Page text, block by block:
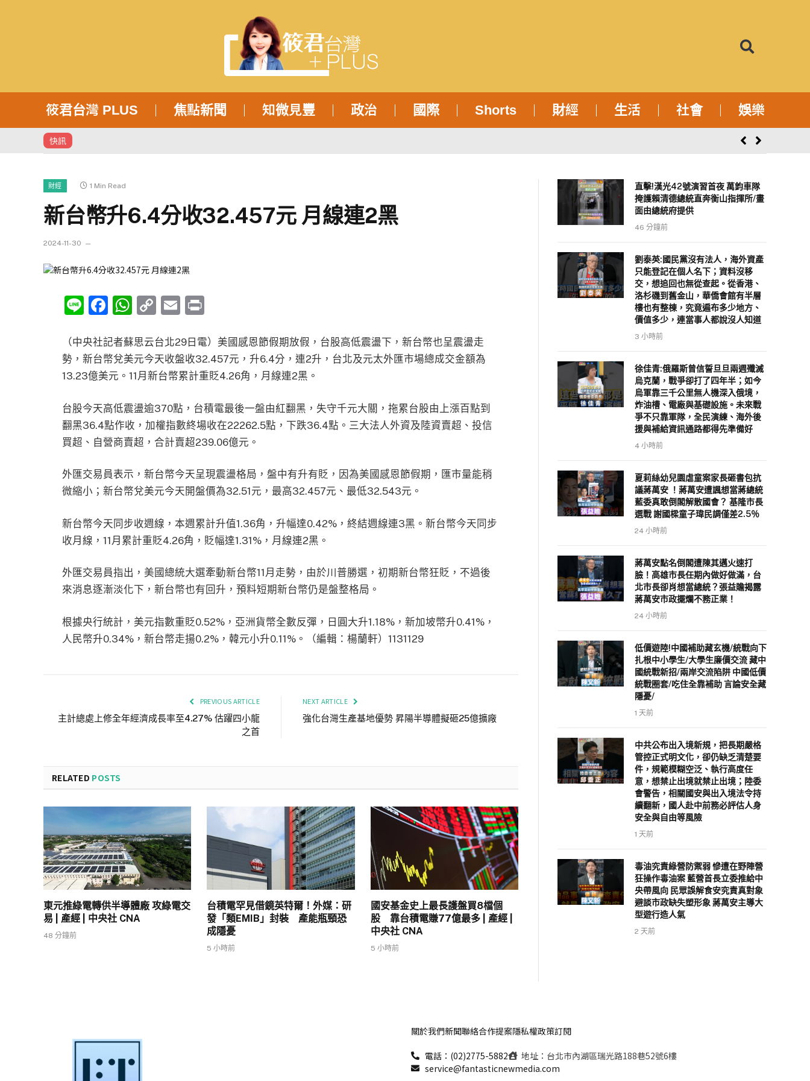
筱君台灣 PLUS 焦點新聞 知微見豐 政治 國際 Shorts 財經 生活 社會 娛樂
快訊
財經 1 Min Read
新台幣升6.4分收32.457元 月線連2黑
2024-11-30
LineFacebook
WhatsApp
CopyEmail
（中央社記者蘇思云台北29日電）美國感恩節假期放假，台股高低震盪下，新台幣也呈震盪走
勢，新台幣兌美元今天收盤收32.457元，升6.4分，連2升，台北及元太外匯市場總成交金額為
13.23億美元。11月新台幣累計重貶4.26角，月線連2黑。
台股今天高低震盪逾370點，台積電最後一盤由紅翻黑，失守千元大關，拖累台股由上漲百點到
翻黑36.4點作收，加權指數終場收在22262.5點，下跌36.4點。三大法人外資及陸資賣超、投信
買超、自營商賣超，合計賣超239.06億元。
外匯交易員表示，新台幣今天呈現震盪格局，盤中有升有貶，因為美國感恩節假期，匯市量能稍
微縮小；新台幣兌美元今天開盤價為32.51元，最高32.457元、最低32.543元。
新台幣今天同步收週線，本週累計升值1.36角，升幅達0.42%，終結週線連3黑。新台幣今天同步
收月線，11月累計重貶4.26角，貶幅達1.31%，月線連2黑。
外匯交易員指出，美國總統大選牽動新台幣11月走勢，由於川普勝選，初期新台幣狂貶，不過後
來消息逐漸淡化下，新台幣也有回升，預料短期新台幣仍是盤整格局。
根據央行統計，美元指數重貶0.52%，亞洲貨幣全數反彈，日圓大升1.18%，新加坡幣升0.41%，
人民幣升0.34%，新台幣走揚0.2%，韓元小升0.11%。（編輯：楊蘭軒）1131129
PREVIOUS ARTICLE
主計總處上修全年經濟成長率至4.27% 估躍四小龍
之首
NEXT ARTICLE
強化台灣生產基地優勢 昇陽半導體擬砸25億擴廠
RELATED POSTS
東元推綠電轉供半導體廠 攻綠電交
易 | 產經 | 中央社 CNA
48 分鐘前
台積電罕見借鏡英特爾！外媒：研
發「類EMIB」封裝 產能瓶頸恐
成隱憂
5 小時前
國安基金史上最長護盤買8檔個
股 靠台積電賺77億最多 | 產經 |
中央社 CNA
5 小時前
直擊!漢光42號演習首夜 萬鈞車隊
掩護賴清德總統直奔衡山指揮所/畫
面由總統府提供
46 分鐘前
劉泰英:國民黨沒有法人，海外資產
只能登記在個人名下；資料沒移
交，想追回也無從查起。從香港、
洛杉磯到舊金山，華僑會館有半層
樓也有整棟，究竟遍布多少地方、
價值多少，連當事人都說沒人知道
3 小時前
徐佳青:俄羅斯曾信誓旦旦兩週殲滅
烏克蘭，戰爭卻打了四年半；如今
烏軍靠三千公里無人機深入俄境，
炸油槽、電廠與基礎設施。未來戰
爭不只靠軍隊，全民演練、海外後
援與補給資訊通路都得先準備好
4 小時前
夏莉絲幼兒園虐童案家長砸書包抗
議蔣萬安 ！蔣萬安遭諷想當蔣總統
藍委真敢倒閣解散國會？ 基隆市長
選戰 謝國樑童子瑋民調僅差2.5％
24 小時前
蔣萬安點名倒閣遭陳其邁火速打
臉！高雄市長任期內做好做滿，台
北市長卻肖想當總統？張益贍揭露
蔣萬安市政擺爛不務正業！
24 小時前
低價遊陸!中國補助藏玄機/統戰向下
扎根中小學生/大學生廉價交流 藏中
國統戰新招/兩岸交流陷阱 中國低價
統戰圈套/吃住全靠補助 言論安全藏
隱憂/
1 天前
中共公布出入境新規，把長期嚴格
管控正式明文化，卻仍缺乏清楚要
件，規範模糊空泛、執行高度任
意，想禁止出境就禁止出境；陸委
會警告，相關國安與出入境法令持
續翻新，國人赴中前務必評估人身
安全與自由等風險
1 天前
毒油究責綠營防禦弱 慘遭在野陣營
狂操作毒油案 藍營首長立委推給中
央帶風向 民眾誤解食安究責真對象
避談市政缺失塑形象 蔣萬安主導大
型遊行造人氣
2 天前
關於我們新聞聯絡合作提案隱私權政策訂閱
電話：(02)2775-5882
地址：台北市內湖區瑞光路188巷52號6樓
service@fantasticnewmedia.com